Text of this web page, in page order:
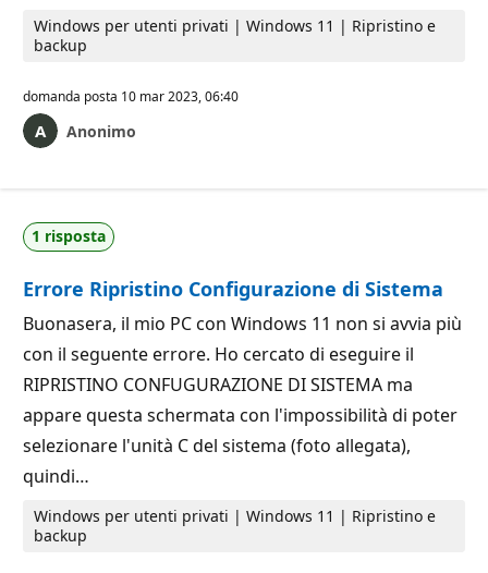
Windows per utenti privati | Windows 11 | Ripristino e
backup
domanda posta 10 mar 2023, 06:40
Anonimo
1 risposta
Errore Ripristino Configurazione di Sistema
Buonasera, il mio PC con Windows 11 non si avvia più
con il seguente errore. Ho cercato di eseguire il
RIPRISTINO CONFUGURAZIONE DI SISTEMA ma
appare questa schermata con l'impossibilità di poter
selezionare l'unità C del sistema (foto allegata),
quindi…
Windows per utenti privati | Windows 11 | Ripristino e
backup